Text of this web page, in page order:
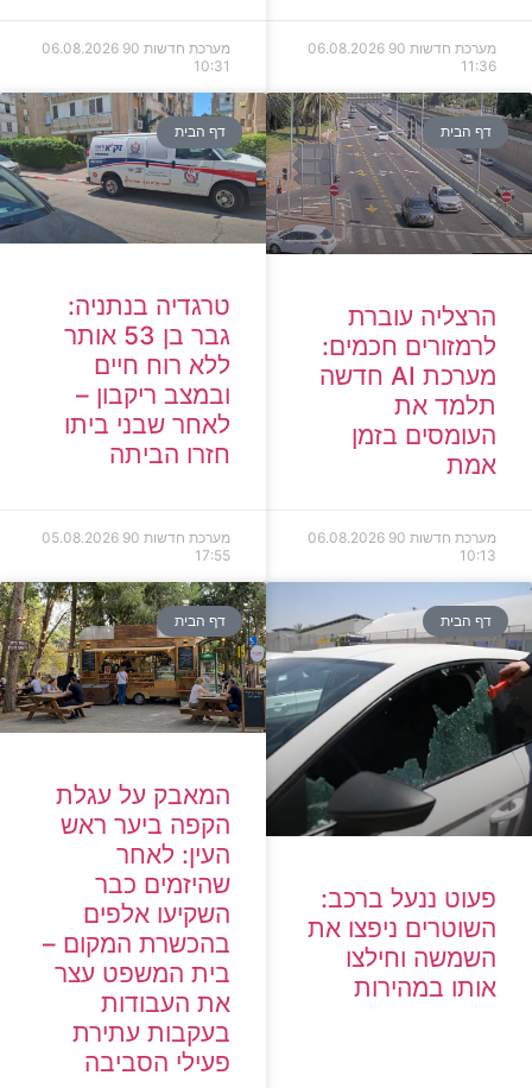
מערכת חדשות 90
06.08.2026
11:36
מערכת חדשות 90
06.08.2026
10:31
דף הבית
הרצליה עוברת
לרמזורים חכמים:
מערכת AI חדשה
תלמד את
העומסים בזמן
אמת
מערכת חדשות 90
06.08.2026
10:13
דף הבית
טרגדיה בנתניה:
גבר בן 53 אותר
ללא רוח חיים
ובמצב ריקבון –
לאחר שבני ביתו
חזרו הביתה
מערכת חדשות 90
05.08.2026
17:55
דף הבית
פעוט ננעל ברכב:
השוטרים ניפצו את
השמשה וחילצו
אותו במהירות
דף הבית
המאבק על עגלת
הקפה ביער ראש
העין: לאחר
שהיזמים כבר
השקיעו אלפים
בהכשרת המקום –
בית המשפט עצר
את העבודות
בעקבות עתירת
פעילי הסביבה